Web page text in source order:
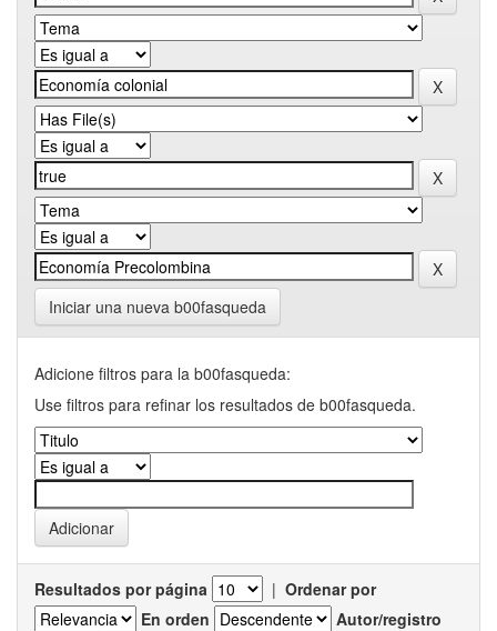
Iniciar una nueva b00fasqueda
Adicione filtros para la b00fasqueda:
Use filtros para refinar los resultados de b00fasqueda.
Resultados por página | Ordenar por
En orden
Autor/registro